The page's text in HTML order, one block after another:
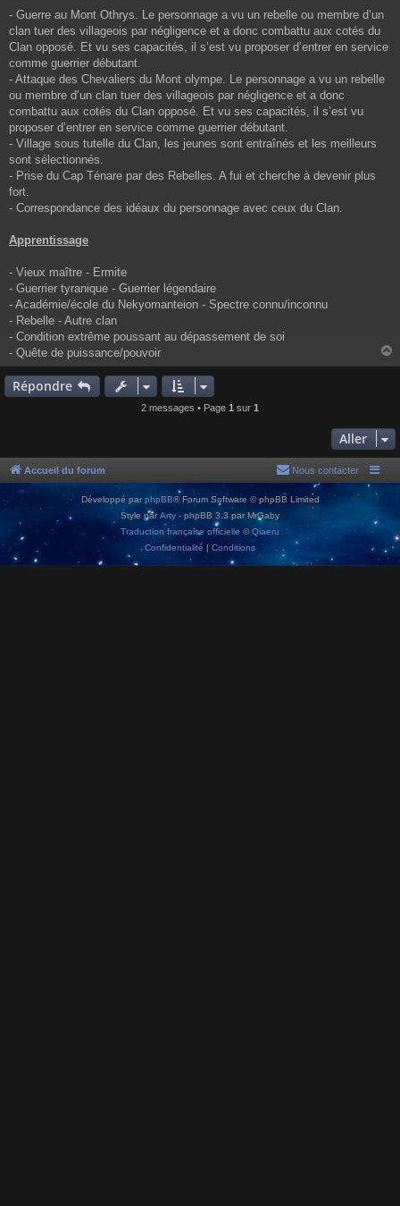
- Guerre au Mont Othrys. Le personnage a vu un rebelle ou membre d’un
clan tuer des villageois par négligence et a donc combattu aux cotés du
Clan opposé. Et vu ses capacités, il s’est vu proposer d’entrer en service
comme guerrier débutant.
- Attaque des Chevaliers du Mont olympe. Le personnage a vu un rebelle
ou membre d’un clan tuer des villageois par négligence et a donc
combattu aux cotés du Clan opposé. Et vu ses capacités, il s’est vu
proposer d’entrer en service comme guerrier débutant.
- Village sous tutelle du Clan, les jeunes sont entraînés et les meilleurs
sont sélectionnés.
- Prise du Cap Ténare par des Rebelles. A fui et cherche à devenir plus
fort.
- Correspondance des idéaux du personnage avec ceux du Clan.
Apprentissage
- Vieux maître - Ermite
- Guerrier tyranique - Guerrier légendaire
- Académie/école du Nekyomanteion - Spectre connu/inconnu
- Rebelle - Autre clan
- Condition extrême poussant au dépassement de soi
- Quête de puissance/pouvoir
a
Répondre
2 messages • Page 1 sur 1
Aller
Accueil du forum Nous contacter
Développé parphpBB® Forum Software © phpBB Limited
Style parArty - phpBB 3.3 par MrGaby
Traduction française officielle ©Qiaeru
Confidentialité
Conditions